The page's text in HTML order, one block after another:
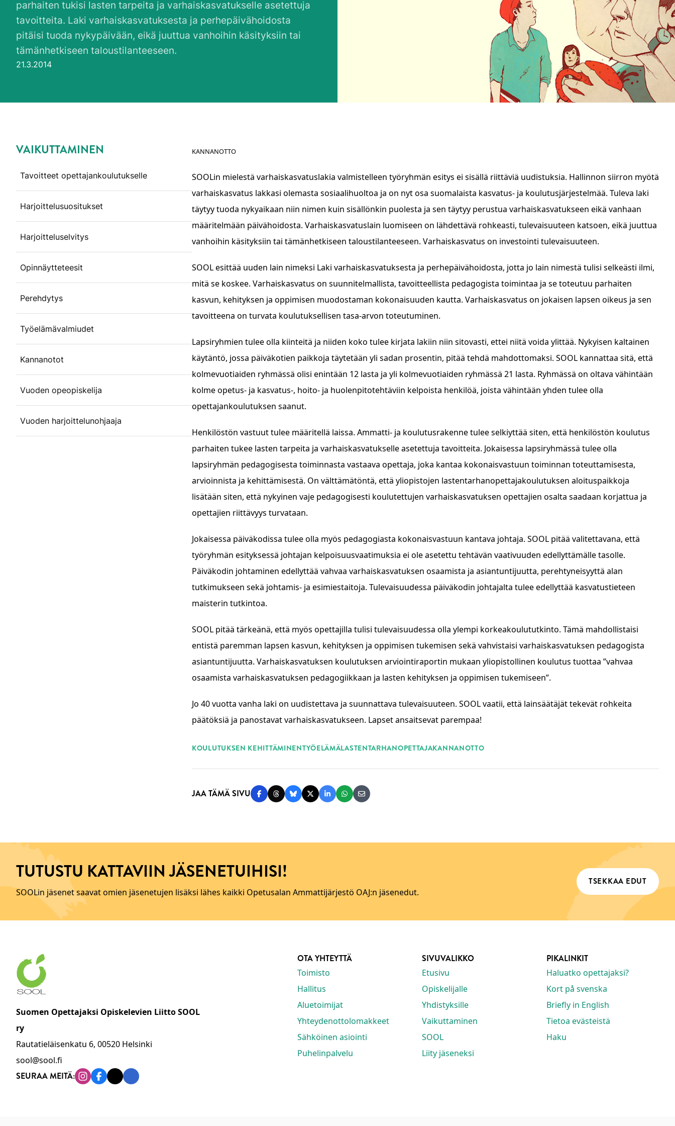
parhaiten tukisi lasten tarpeita ja varhaiskasvatukselle asetettuja
tavoitteita. Laki varhaiskasvatuksesta ja perhepäivähoidosta
pitäisi tuoda nykypäivään, eikä juuttua vanhoihin käsityksiin tai
tämänhetkiseen taloustilanteeseen.
Julkaistu:
21.3.2014
KANNANOTTO
SOOLin mielestä varhaiskasvatuslakia valmistelleen työryhmän esitys ei sisällä riittäviä uudistuksia. Hallinnon siirron myötä
varhaiskasvatus lakkasi olemasta sosiaalihuoltoa ja on nyt osa suomalaista kasvatus- ja koulutusjärjestelmää. Tuleva laki
täytyy tuoda nykyaikaan niin nimen kuin sisällönkin puolesta ja sen täytyy perustua varhaiskasvatukseen eikä vanhaan
määritelmään päivähoidosta. Varhaiskasvatuslain luomiseen on lähdettävä rohkeasti, tulevaisuuteen katsoen, eikä juuttua
vanhoihin käsityksiin tai tämänhetkiseen taloustilanteeseen. Varhaiskasvatus on investointi tulevaisuuteen.
SOOL esittää uuden lain nimeksi Laki varhaiskasvatuksesta ja perhepäivähoidosta, jotta jo lain nimestä tulisi selkeästi ilmi,
mitä se koskee. Varhaiskasvatus on suunnitelmallista, tavoitteellista pedagogista toimintaa ja se toteutuu parhaiten
kasvun, kehityksen ja oppimisen muodostaman kokonaisuuden kautta. Varhaiskasvatus on jokaisen lapsen oikeus ja sen
tavoitteena on turvata koulutuksellisen tasa-arvon toteutuminen.
Lapsiryhmien tulee olla kiinteitä ja niiden koko tulee kirjata lakiin niin sitovasti, ettei niitä voida ylittää. Nykyisen kaltainen
käytäntö, jossa päiväkotien paikkoja täytetään yli sadan prosentin, pitää tehdä mahdottomaksi. SOOL kannattaa sitä, että
kolmevuotiaiden ryhmässä olisi enintään 12 lasta ja yli kolmevuotiaiden ryhmässä 21 lasta. Ryhmässä on oltava vähintään
kolme opetus- ja kasvatus-, hoito- ja huolenpitotehtäviin kelpoista henkilöä, joista vähintään yhden tulee olla
opettajankoulutuksen saanut.
Henkilöstön vastuut tulee määritellä laissa. Ammatti- ja koulutusrakenne tulee selkiyttää siten, että henkilöstön koulutus
parhaiten tukee lasten tarpeita ja varhaiskasvatukselle asetettuja tavoitteita. Jokaisessa lapsiryhmässä tulee olla
lapsiryhmän pedagogisesta toiminnasta vastaava opettaja, joka kantaa kokonaisvastuun toiminnan toteuttamisesta,
arvioinnista ja kehittämisestä. On välttämätöntä, että yliopistojen lastentarhanopettajakoulutuksen aloituspaikkoja
lisätään siten, että nykyinen vaje pedagogisesti koulutettujen varhaiskasvatuksen opettajien osalta saadaan korjattua ja
opettajien riittävyys turvataan.
Jokaisessa päiväkodissa tulee olla myös pedagogiasta kokonaisvastuun kantava johtaja. SOOL pitää valitettavana, että
työryhmän esityksessä johtajan kelpoisuusvaatimuksia ei ole asetettu tehtävän vaativuuden edellyttämälle tasolle.
Päiväkodin johtaminen edellyttää vahvaa varhaiskasvatuksen osaamista ja asiantuntijuutta, perehtyneisyyttä alan
tutkimukseen sekä johtamis- ja esimiestaitoja. Tulevaisuudessa päiväkodin johtajalta tulee edellyttää kasvatustieteen
maisterin tutkintoa.
SOOL pitää tärkeänä, että myös opettajilla tulisi tulevaisuudessa olla ylempi korkeakoulututkinto. Tämä mahdollistaisi
entistä paremman lapsen kasvun, kehityksen ja oppimisen tukemisen sekä vahvistaisi varhaiskasvatuksen pedagogista
asiantuntijuutta. Varhaiskasvatuksen koulutuksen arviointiraportin mukaan yliopistollinen koulutus tuottaa ”vahvaa
osaamista varhaiskasvatuksen pedagogiikkaan ja lasten kehityksen ja oppimisen tukemiseen”.
Jo 40 vuotta vanha laki on uudistettava ja suunnattava tulevaisuuteen. SOOL vaatii, että lainsäätäjät tekevät rohkeita
päätöksiä ja panostavat varhaiskasvatukseen. Lapset ansaitsevat parempaa!
KOULUTUKSEN KEHITTÄMINENTYÖELÄMÄLASTENTARHANOPETTAJAKANNANOTTO
JAA TÄMÄ SIVU Jaa Facebookissa
Jaa Threadsissa
Jaa Blueskyssä
Jaa Twitterissä
Jaa LinkedInissä
Jaa WhatsAppissa
Jaa sähköpostitse
Ohita valikko
VAIKUTTAMINEN
Tavoitteet opettajankoulutukselle
Harjoittelusuositukset
Harjoitteluselvitys
Opinnäytteteesit
Perehdytys
Työelämävalmiudet
Kannanotot
Vuoden opeopiskelija
Vuoden harjoittelunohjaaja
TUTUSTU KATTAVIIN JÄSENETUIHISI!
SOOLin jäsenet saavat omien jäsenetujen lisäksi lähes kaikki Opetusalan Ammattijärjestö OAJ:n jäsenedut.
TSEKKAA EDUT
Suomen Opettajaksi Opiskelevien Liitto SOOL
ry
Rautatieläisenkatu 6, 00520 Helsinki
sool@sool.fi
SEURAA MEITÄ: Instagram
Facebook
TiktokLinkedin
OTA YHTEYTTÄ
Toimisto
Hallitus
Aluetoimijat
Yhteydenottolomakkeet
Sähköinen asiointi
Puhelinpalvelu
SIVUVALIKKO
Etusivu
Opiskelijalle
Yhdistyksille
Vaikuttaminen
SOOL
Liity jäseneksi
PIKALINKIT
Haluatko opettajaksi?
Kort på svenska
Briefly in English
Tietoa evästeistä
Haku